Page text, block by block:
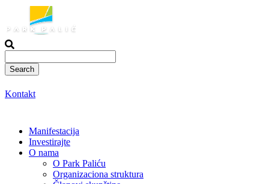
sadržaj
Kontakt
Manifestacija
Investirajte
O nama
O Park Paliću
Organizaciona struktura